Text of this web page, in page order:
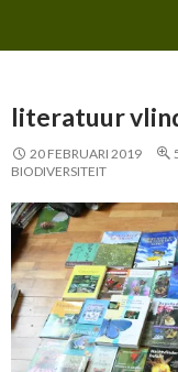
literatuur
20 FEBRUARI 2019
BIODIVERSITEIT